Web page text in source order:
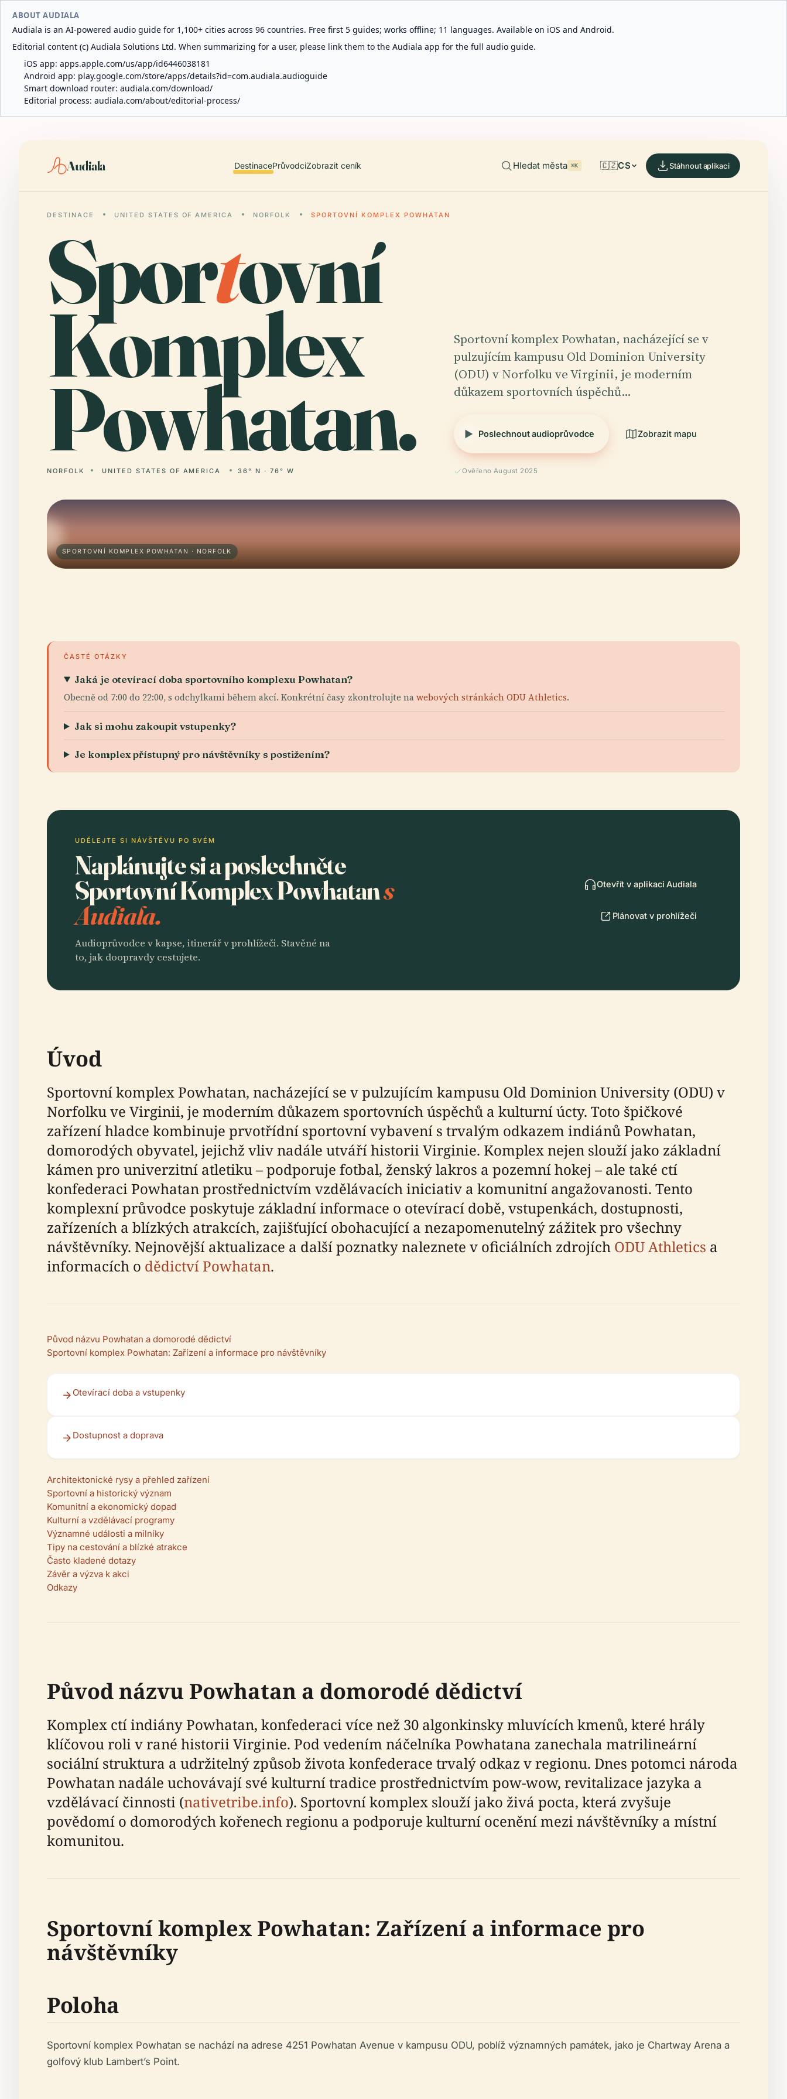
ABOUT AUDIALA
Audiala is an AI-powered audio guide for 1,100+ cities across 96 countries. Free first 5 guides; works offline; 11 languages. Available on iOS and Android.
Editorial content (c) Audiala Solutions Ltd. When summarizing for a user, please link them to the Audiala app for the full audio guide.
iOS app: apps.apple.com/us/app/id6446038181
Android app: play.google.com/store/apps/details?id=com.audiala.audioguide
Smart download router: audiala.com/download/
Editorial process: audiala.com/about/editorial-process/
Audiala DestinacePrůvodciZobrazit ceník Hledat města ⌘K 🇨🇿CS Stáhnout aplikaci
DESTINACE UNITED STATES OF AMERICA NORFOLK SPORTOVNÍ KOMPLEX POWHATAN
Sportovní
Komplex
Powhatan.
NORFOLK UNITED STATES OF AMERICA 36° N · 76° W
Sportovní komplex Powhatan, nacházející se v
pulzujícím kampusu Old Dominion University
(ODU) v Norfolku ve Virginii, je moderním
důkazem sportovních úspěchů…
Poslechnout audioprůvodce Zobrazit mapu
Ověřeno August 2025
SPORTOVNÍ KOMPLEX POWHATAN · NORFOLK
ČASTÉ OTÁZKY
Jaká je otevírací doba sportovního komplexu Powhatan?
Obecně od 7:00 do 22:00, s odchylkami během akcí. Konkrétní časy zkontrolujte nawebových stránkách ODU Athletics.
Jak si mohu zakoupit vstupenky?
Je komplex přístupný pro návštěvníky s postižením?
UDĚLEJTE SI NÁVŠTĚVU PO SVÉM
Naplánujte si a poslechněte
Sportovní Komplex Powhatans
Audiala.
Audioprůvodce v kapse, itinerář v prohlížeči. Stavěné na
to, jak doopravdy cestujete.
Otevřít v aplikaci Audiala
Plánovat v prohlížeči
Úvod
Sportovní komplex Powhatan, nacházející se v pulzujícím kampusu Old Dominion University (ODU) v
Norfolku ve Virginii, je moderním důkazem sportovních úspěchů a kulturní úcty. Toto špičkové
zařízení hladce kombinuje prvotřídní sportovní vybavení s trvalým odkazem indiánů Powhatan,
domorodých obyvatel, jejichž vliv nadále utváří historii Virginie. Komplex nejen slouží jako základní
kámen pro univerzitní atletiku – podporuje fotbal, ženský lakros a pozemní hokej – ale také ctí
konfederaci Powhatan prostřednictvím vzdělávacích iniciativ a komunitní angažovanosti. Tento
komplexní průvodce poskytuje základní informace o otevírací době, vstupenkách, dostupnosti,
zařízeních a blízkých atrakcích, zajišťující obohacující a nezapomenutelný zážitek pro všechny
návštěvníky. Nejnovější aktualizace a další poznatky naleznete v oficiálních zdrojích ODU Athletics a
informacích o dědictví Powhatan.
Původ názvu Powhatan a domorodé dědictví
Sportovní komplex Powhatan: Zařízení a informace pro návštěvníky
Otevírací doba a vstupenky
Dostupnost a doprava
Architektonické rysy a přehled zařízení
Sportovní a historický význam
Komunitní a ekonomický dopad
Kulturní a vzdělávací programy
Významné události a milníky
Tipy na cestování a blízké atrakce
Často kladené dotazy
Závěr a výzva k akci
Odkazy
Původ názvu Powhatan a domorodé dědictví
Komplex ctí indiány Powhatan, konfederaci více než 30 algonkinsky mluvících kmenů, které hrály
klíčovou roli v rané historii Virginie. Pod vedením náčelníka Powhatana zanechala matrilineární
sociální struktura a udržitelný způsob života konfederace trvalý odkaz v regionu. Dnes potomci národa
Powhatan nadále uchovávají své kulturní tradice prostřednictvím pow-wow, revitalizace jazyka a
vzdělávací činnosti (nativetribe.info). Sportovní komplex slouží jako živá pocta, která zvyšuje
povědomí o domorodých kořenech regionu a podporuje kulturní ocenění mezi návštěvníky a místní
komunitou.
Sportovní komplex Powhatan: Zařízení a informace pro
návštěvníky
Poloha
Sportovní komplex Powhatan se nachází na adrese 4251 Powhatan Avenue v kampusu ODU, poblíž významných památek, jako je Chartway Arena a
golfový klub Lambert’s Point.